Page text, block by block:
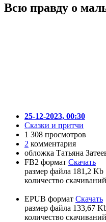
Всю правду о
25-12-2023, 00:30
Сказки и притчи
1 308 просмотров
2 комментария
обложка Татьяна
FB2 формат Скачать
размер файла 181,2 Kb
количество
EPUB формат Скачать
размер файла 133,67
количество